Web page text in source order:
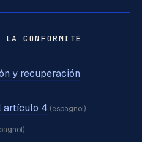
CONFORMITÉ
y recuperación
artículo 4 (espagnol)